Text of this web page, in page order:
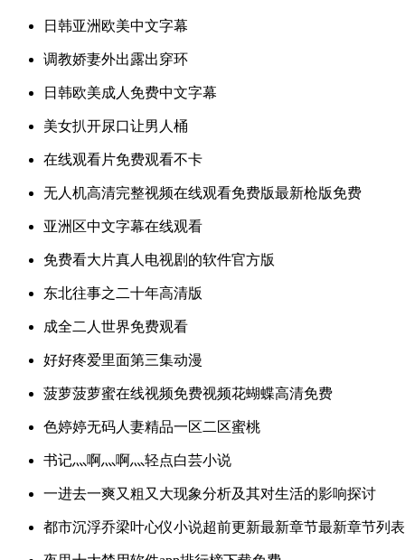
日韩亚洲欧美中文字幕
调教娇妻外出露出穿环
日韩欧美成人免费中文字幕
美女扒开尿口让男人桶
在线观看片免费观看不卡
无人机高清完整视频在线观看免费版最新枪版免费
亚洲区中文字幕在线观看
免费看大片真人电视剧的软件官方版
东北往事之二十年高清版
成全二人世界免费观看
好好疼爱里面第三集动漫
菠萝菠萝蜜在线视频免费视频花蝴蝶高清免费
色婷婷无码人妻精品一区二区蜜桃
书记灬啊灬啊灬轻点白芸小说
一进去一爽又粗又大现象分析及其对生活的影响探讨
都市沉浮乔梁叶心仪小说超前更新最新章节最新章节列表